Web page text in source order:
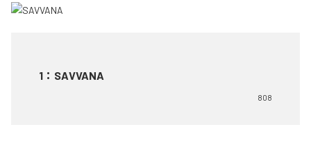
1 ： SAVVANA
808